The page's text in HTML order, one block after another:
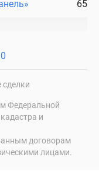
65
сделки
Федеральной
и
договорам
лицами.